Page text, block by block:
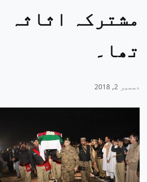
مشترکہ اثاثہ
تھا۔
دسمبر 2, 2018